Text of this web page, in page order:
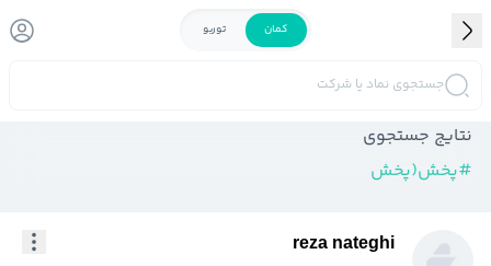
کمان توربو
جستجوی نماد یا شرکت
نتایج جستجوی
#پخش(پخش
reza nateghi